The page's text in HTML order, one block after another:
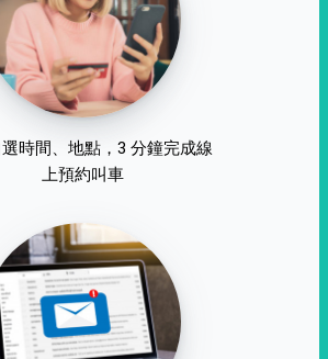
時間、地點，3 分鐘完成線
上預約叫車